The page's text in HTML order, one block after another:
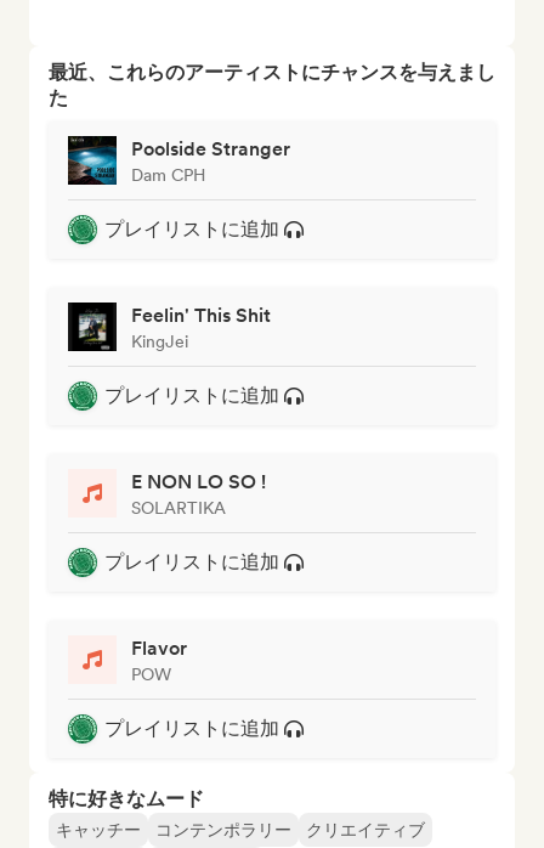
最近、これらのアーティストにチャンスを与えまし
た
Poolside Stranger
Dam CPH
プレイリストに追加
Feelin' This Shit
KingJei
プレイリストに追加
E NON LO SO !
SOLARTIKA
プレイリストに追加
Flavor
POW
プレイリストに追加
特に好きなムード
キャッチー コンテンポラリー
クリエイティブ